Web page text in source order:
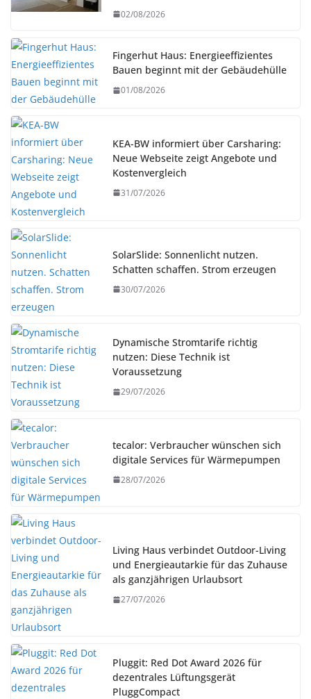
02/08/2026
Fingerhut Haus: Energieeffizientes
Bauen beginnt mit der Gebäudehülle
01/08/2026
KEA-BW informiert über Carsharing:
Neue Webseite zeigt Angebote und
Kostenvergleich
31/07/2026
SolarSlide: Sonnenlicht nutzen.
Schatten schaffen. Strom erzeugen
30/07/2026
Dynamische Stromtarife richtig
nutzen: Diese Technik ist
Voraussetzung
29/07/2026
tecalor: Verbraucher wünschen sich
digitale Services für Wärmepumpen
28/07/2026
Living Haus verbindet Outdoor-Living
und Energieautarkie für das Zuhause
als ganzjährigen Urlaubsort
27/07/2026
Pluggit: Red Dot Award 2026 für
dezentrales Lüftungsgerät
PluggCompact